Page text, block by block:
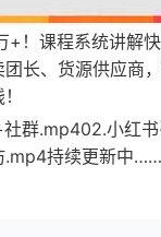
！课程系统讲解
长、货源供应商
群.mp402.小红
持续更新中……